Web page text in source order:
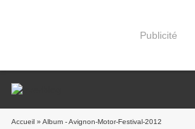
Publicité
Accueil » Album - Avignon-Motor-Festival-2012